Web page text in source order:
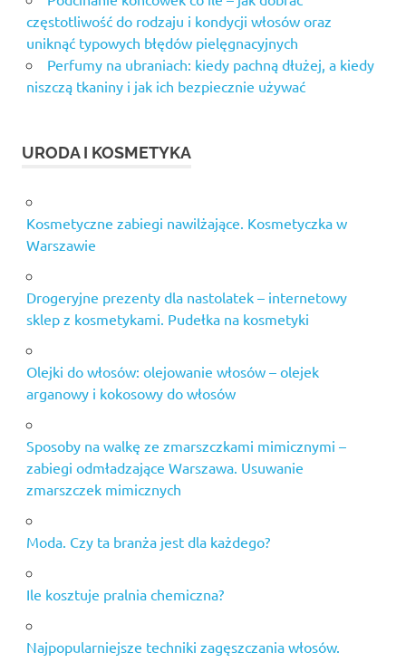
częstotliwość do rodzaju i kondycji włosów oraz
uniknąć typowych błędów pielęgnacyjnych
Perfumy na ubraniach: kiedy pachną dłużej, a kiedy
niszczą tkaniny i jak ich bezpiecznie używać
URODA I KOSMETYKA
Kosmetyczne zabiegi nawilżające. Kosmetyczka w
Warszawie
Drogeryjne prezenty dla nastolatek – internetowy
sklep z kosmetykami. Pudełka na kosmetyki
Olejki do włosów: olejowanie włosów – olejek
arganowy i kokosowy do włosów
Sposoby na walkę ze zmarszczkami mimicznymi –
zabiegi odmładzające Warszawa. Usuwanie
zmarszczek mimicznych
Moda. Czy ta branża jest dla każdego?
Ile kosztuje pralnia chemiczna?
Najpopularniejsze techniki zagęszczania włosów.